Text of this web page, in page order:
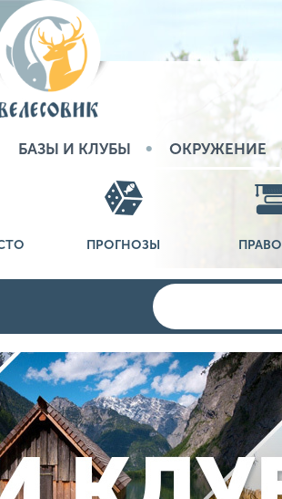
БАЗЫ И КЛУБЫ ОКРУЖЕНИЕ
ПРОГНОЗЫ